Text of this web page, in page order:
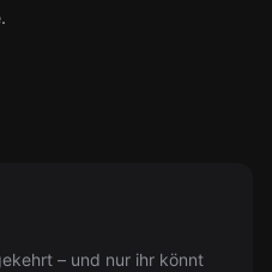
– und nur ihr könnt